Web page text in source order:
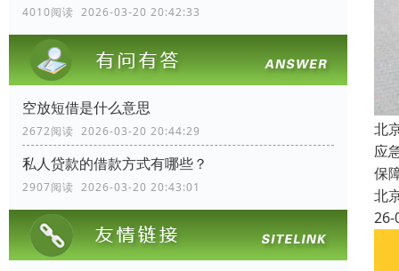
4010阅读 2026-03-20 20:42:33
空放短借是什么意思
2672阅读 2026-03-20 20:44:29
私人贷款的借款方式有哪些？
2907阅读 2026-03-20 20:43:01
北
应
保
北
26-